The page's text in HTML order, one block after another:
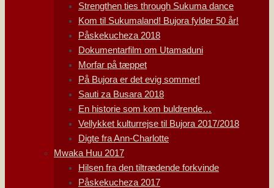
Strengthen ties through Sukuma dance
Kom til Sukumaland! Bujora fylder 50 år!
Påskekucheza 2018
Dokumentarfilm om Utamaduni
Morfar på tæppet
På Bujora er det evig sommer!
Sauti za Busara 2018
En historie som kom buldrende…
Vellykket kulturrejse til Bujora 2017/2018
Digte fra Ann-Charlotte
Mwaka Huu 2017
Hilsen fra den tiltrædende forkvinde
Påskekucheza 2017